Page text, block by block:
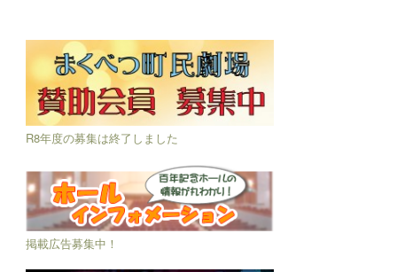
R8年度の募集は終了しました
掲載広告募集中！